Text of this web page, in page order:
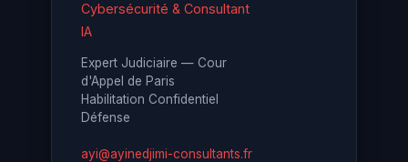
Cybersécurité & Consultant
IA
Expert Judiciaire — Cour
d'Appel de Paris
Habilitation Confidentiel
Défense
ayi@ayinedjimi-consultants.fr